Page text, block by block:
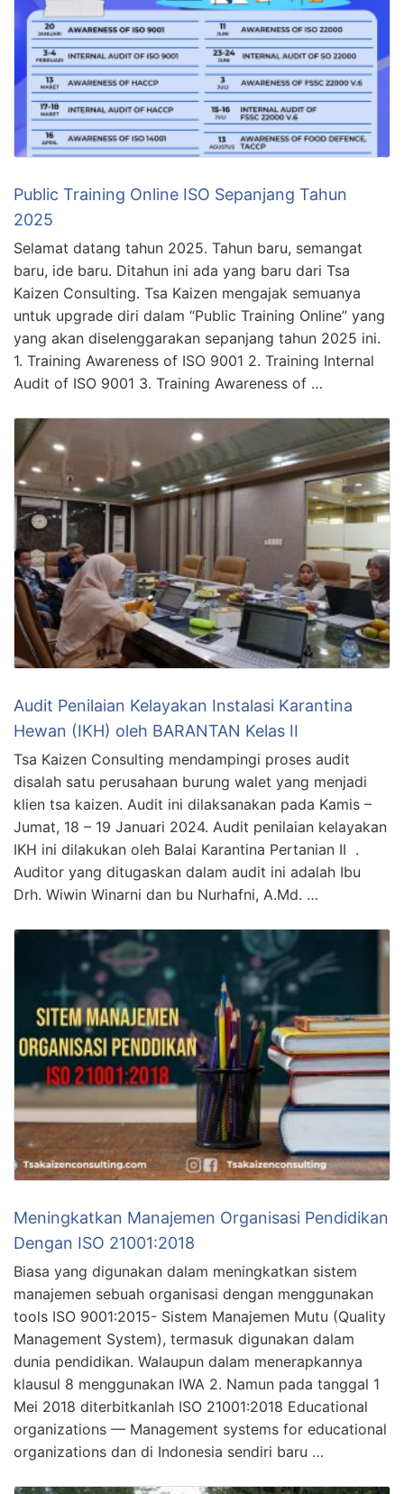
Public Training Online ISO Sepanjang Tahun
2025
Selamat datang tahun 2025. Tahun baru, semangat
baru, ide baru. Ditahun ini ada yang baru dari Tsa
Kaizen Consulting. Tsa Kaizen mengajak semuanya
untuk upgrade diri dalam “Public Training Online” yang
yang akan diselenggarakan sepanjang tahun 2025 ini.
1. Training Awareness of ISO 9001 2. Training Internal
Audit of ISO 9001 3. Training Awareness of …
Audit Penilaian Kelayakan Instalasi Karantina
Hewan (IKH) oleh BARANTAN Kelas II
Tsa Kaizen Consulting mendampingi proses audit
disalah satu perusahaan burung walet yang menjadi
klien tsa kaizen. Audit ini dilaksanakan pada Kamis –
Jumat, 18 – 19 Januari 2024. Audit penilaian kelayakan
IKH ini dilakukan oleh Balai Karantina Pertanian II .
Auditor yang ditugaskan dalam audit ini adalah Ibu
Drh. Wiwin Winarni dan bu Nurhafni, A.Md. …
Meningkatkan Manajemen Organisasi Pendidikan
Dengan ISO 21001:2018
Biasa yang digunakan dalam meningkatkan sistem
manajemen sebuah organisasi dengan menggunakan
tools ISO 9001:2015- Sistem Manajemen Mutu (Quality
Management System), termasuk digunakan dalam
dunia pendidikan. Walaupun dalam menerapkannya
klausul 8 menggunakan IWA 2. Namun pada tanggal 1
Mei 2018 diterbitkanlah ISO 21001:2018 Educational
organizations — Management systems for educational
organizations dan di Indonesia sendiri baru …